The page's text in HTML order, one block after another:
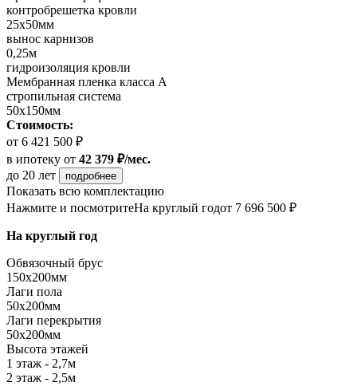
контробрешетка кровли
25х50мм
вынос карнизов
0,25м
гидроизоляция кровли
Мембранная пленка класса А
стропильная система
50х150мм
Стоимость:
от 6 421 500 ₽
в ипотеку от 42 379 ₽/мес.
до 20 лет
подробнее
Показать всю комплектацию
Нажмите и посмотритеНа круглый годот 7 696 500 ₽
На круглый год
Обвязочный брус
150х200мм
Лаги пола
50х200мм
Лаги перекрытия
50х200мм
Высота этажей
1 этаж - 2,7м
2 этаж - 2,5м